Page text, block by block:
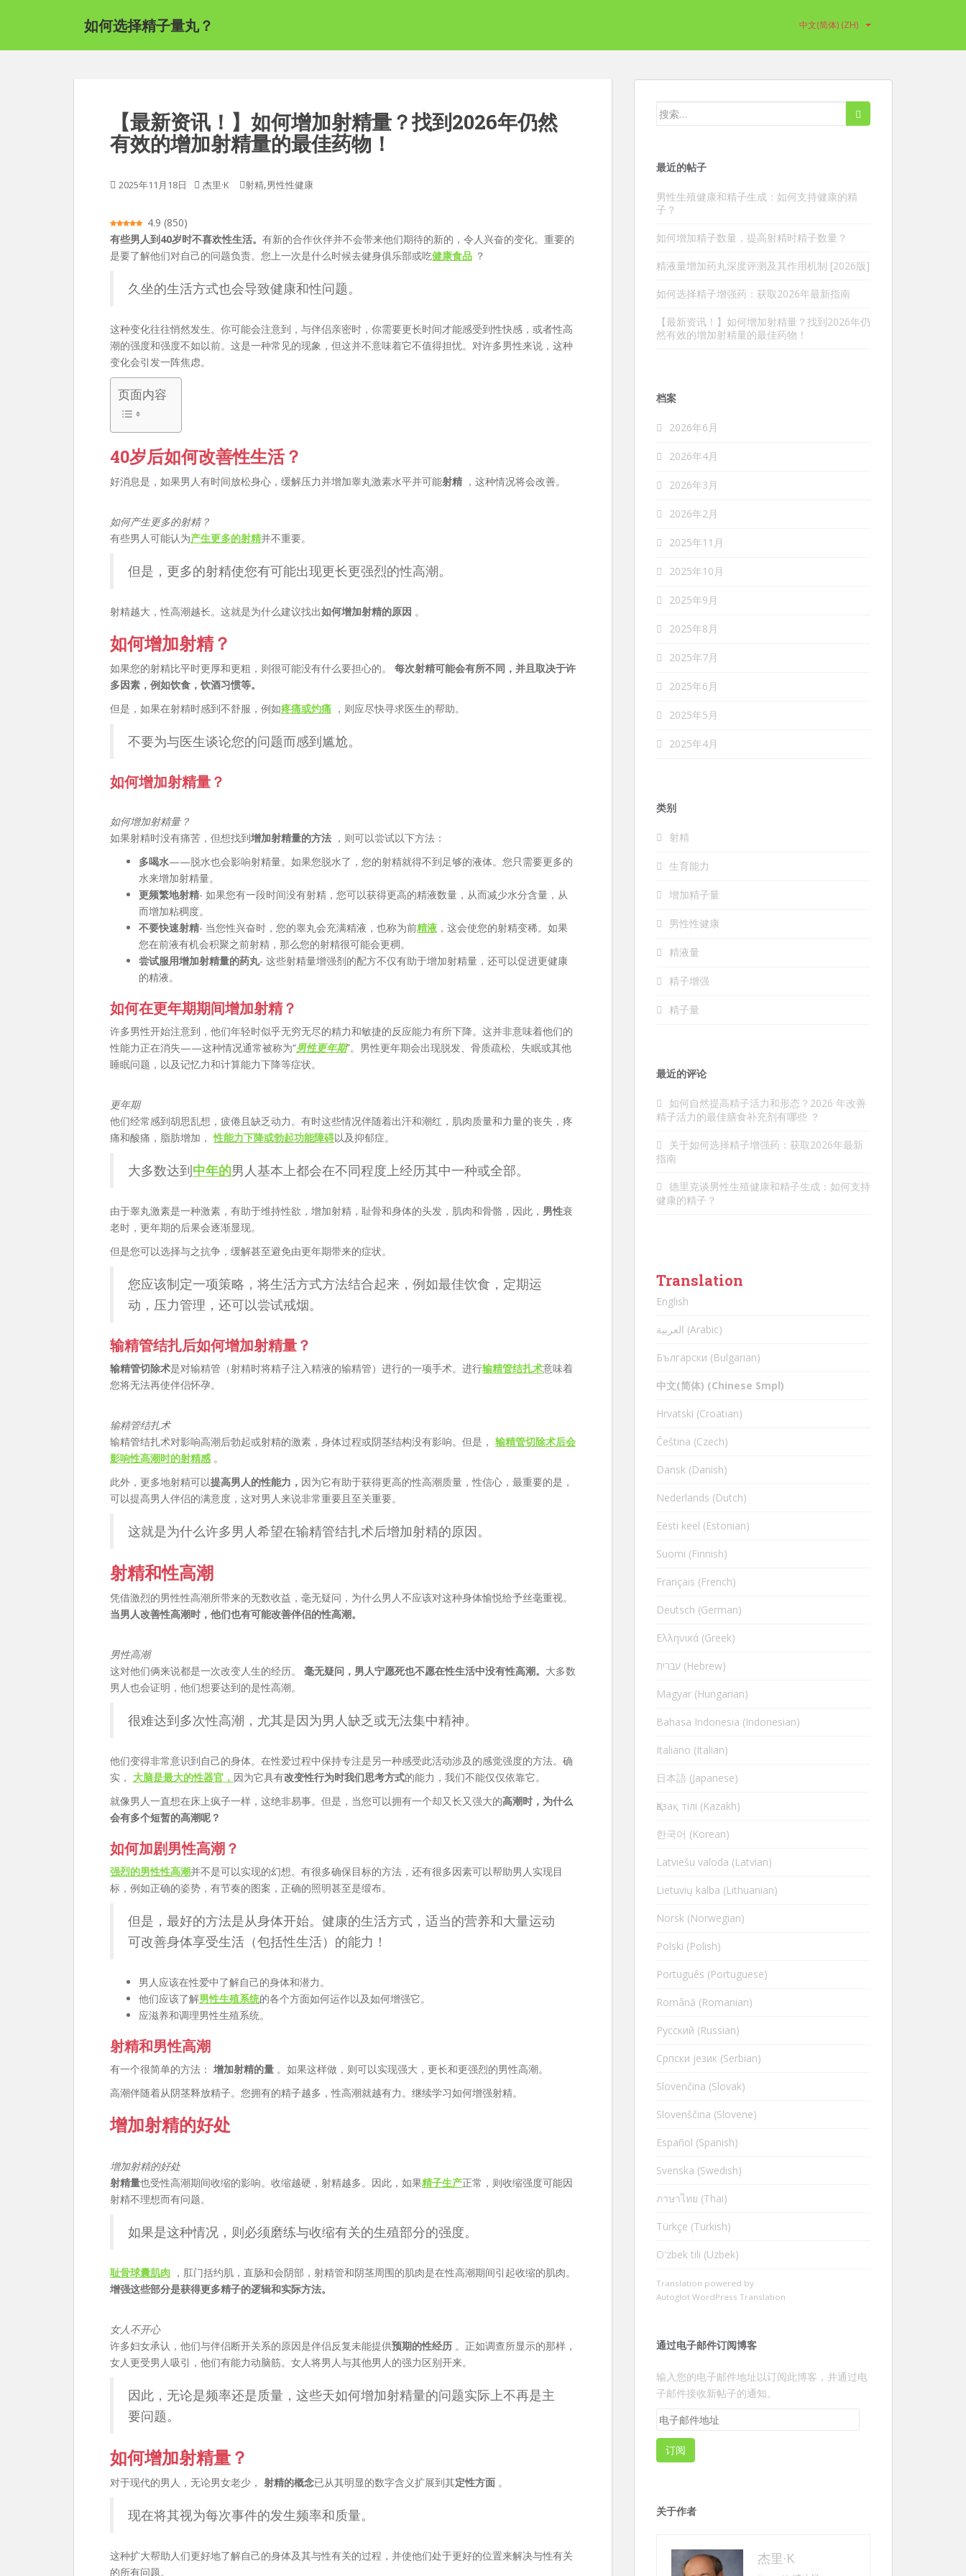
如何选择精子量丸？ 中文(简体) (ZH)
【最新资讯！】如何增加射精量？找到2026年仍然
有效的增加射精量的最佳药物！
2025年11月18日 杰里·K 射精,男性性健康
4.9 (850)
有些男人到40岁时不喜欢性生活。 有新的合作伙伴并不会带来他们期待的新的，令人兴奋的变化。重要的
是要了解他们对自己的问题负责。您上一次是什么时候去健身俱乐部或吃健康食品 ？
久坐的生活方式也会导致健康和性问题。
这种变化往往悄然发生。你可能会注意到，与伴侣亲密时，你需要更长时间才能感受到性快感，或者性高
潮的强度和强度不如以前。这是一种常见的现象，但这并不意味着它不值得担忧。对许多男性来说，这种
变化会引发一阵焦虑。
页面内容
40岁后如何改善性生活？
好消息是，如果男人有时间放松身心，缓解压力并增加睾丸激素水平并可能射精 ，这种情况将会改善。
如何产生更多的射精？
有些男人可能认为产生更多的射精并不重要。
但是，更多的射精使您有可能出现更长更强烈的性高潮。
射精越大，性高潮越长。这就是为什么建议找出如何增加射精的原因 。
如何增加射精？
如果您的射精比平时更厚和更粗，则很可能没有什么要担心的。 每次射精可能会有所不同，并且取决于许
多因素，例如饮食，饮酒习惯等。
但是，如果在射精时感到不舒服，例如疼痛或灼痛 ，则应尽快寻求医生的帮助。
不要为与医生谈论您的问题而感到尴尬。
如何增加射精量？
如何增加射精量？
如果射精时没有痛苦，但想找到增加射精量的方法 ，则可以尝试以下方法：
多喝水——脱水也会影响射精量。如果您脱水了，您的射精就得不到足够的液体。您只需要更多的
水来增加射精量。
更频繁地射精- 如果您有一段时间没有射精，您可以获得更高的精液数量，从而减少水分含量，从
而增加粘稠度。
不要快速射精- 当您性兴奋时，您的睾丸会充满精液，也称为前精液 ，这会使您的射精变稀。如果
您在前液有机会积聚之前射精，那么您的射精很可能会更稠。
尝试服用增加射精量的药丸- 这些射精量增强剂的配方不仅有助于增加射精量，还可以促进更健康
的精液。
如何在更年期期间增加射精？
许多男性开始注意到，他们年轻时似乎无穷无尽的精力和敏捷的反应能力有所下降。这并非意味着他们的
性能力正在消失——这种情况通常被称为“男性更年期”。男性更年期会出现脱发、骨质疏松、失眠或其他
睡眠问题，以及记忆力和计算能力下降等症状。
更年期
他们经常感到胡思乱想，疲倦且缺乏动力。有时这些情况伴随着出汗和潮红，肌肉质量和力量的丧失，疼
痛和酸痛，脂肪增加，性能力下降或勃起功能障碍以及抑郁症。
大多数达到中年的男人基本上都会在不同程度上经历其中一种或全部。
由于睾丸激素是一种激素，有助于维持性欲，增加射精，耻骨和身体的头发，肌肉和骨骼，因此， 男性衰
老时，更年期的后果会逐渐显现。
但是您可以选择与之抗争，缓解甚至避免由更年期带来的症状。
您应该制定一项策略，将生活方式方法结合起来，例如最佳饮食，定期运
动，压力管理，还可以尝试戒烟。
输精管结扎后如何增加射精量？
输精管切除术是对输精管（射精时将精子注入精液的输精管）进行的一项手术。进行输精管结扎术意味着
您将无法再使伴侣怀孕。
输精管结扎术
输精管结扎术对影响高潮后勃起或射精的激素，身体过程或阴茎结构没有影响。但是， 输精管切除术后会
影响性高潮时的射精感 。
此外，更多地射精可以提高男人的性能力， 因为它有助于获得更高的性高潮质量，性信心，最重要的是，
可以提高男人伴侣的满意度，这对男人来说非常重要且至关重要。
这就是为什么许多男人希望在输精管结扎术后增加射精的原因。
射精和性高潮
凭借激烈的男性性高潮所带来的无数收益，毫无疑问，为什么男人不应该对这种身体愉悦给予丝毫重视。
当男人改善性高潮时，他们也有可能改善伴侣的性高潮。
男性高潮
这对他们俩来说都是一次改变人生的经历。 毫无疑问，男人宁愿死也不愿在性生活中没有性高潮。 大多数
男人也会证明，他们想要达到的是性高潮。
很难达到多次性高潮，尤其是因为男人缺乏或无法集中精神。
他们变得非常意识到自己的身体。在性爱过程中保持专注是另一种感受此活动涉及的感觉强度的方法。确
实， 大脑是最大的性器官， 因为它具有改变性行为时我们思考方式的能力，我们不能仅仅依靠它。
就像男人一直想在床上疯子一样，这绝非易事。但是，当您可以拥有一个却又长又强大的高潮时，为什么
会有多个短暂的高潮呢？
如何加剧男性高潮？
强烈的男性性高潮并不是可以实现的幻想。有很多确保目标的方法，还有很多因素可以帮助男人实现目
标，例如正确的姿势，有节奏的图案，正确的照明甚至是缎布。
但是，最好的方法是从身体开始。健康的生活方式，适当的营养和大量运动
可改善身体享受生活（包括性生活）的能力！
男人应该在性爱中了解自己的身体和潜力。
他们应该了解男性生殖系统的各个方面如何运作以及如何增强它。
应滋养和调理男性生殖系统。
射精和男性高潮
有一个很简单的方法： 增加射精的量 。如果这样做，则可以实现强大，更长和更强烈的男性高潮。
高潮伴随着从阴茎释放精子。您拥有的精子越多，性高潮就越有力。继续学习如何增强射精。
增加射精的好处
增加射精的好处
射精量也受性高潮期间收缩的影响。收缩越硬，射精越多。因此，如果精子生产正常，则收缩强度可能因
射精不理想而有问题。
如果是这种情况，则必须磨练与收缩有关的生殖部分的强度。
耻骨球囊肌肉 ，肛门括约肌，直肠和会阴部，射精管和阴茎周围的肌肉是在性高潮期间引起收缩的肌肉。
增强这些部分是获得更多精子的逻辑和实际方法。
女人不开心
许多妇女承认，他们与伴侣断开关系的原因是伴侣反复未能提供预期的性经历 。正如调查所显示的那样，
女人更受男人吸引，他们有能力动脑筋。女人将男人与其他男人的强力区别开来。
因此，无论是频率还是质量，这些天如何增加射精量的问题实际上不再是主
要问题。
如何增加射精量？
对于现代的男人，无论男女老少， 射精的概念已从其明显的数字含义扩展到其定性方面 。
现在将其视为每次事件的发生频率和质量。
这种扩大帮助人们更好地了解自己的身体及其与性有关的过程，并使他们处于更好的位置来解决与性有关
的所有问题。
搜
最近的帖子
男性生殖健康和精子生成：如何支持健康的精
子？
如何增加精子数量，提高射精时精子数量？
精液量增加药丸深度评测及其作用机制 [2026版]
如何选择精子增强药：获取2026年最新指南
【最新资讯！】如何增加射精量？找到2026年仍
然有效的增加射精量的最佳药物！
档案
2026年6月
2026年4月
2026年3月
2026年2月
2025年11月
2025年10月
2025年9月
2025年8月
2025年7月
2025年6月
2025年5月
2025年4月
类别
射精
生育能力
增加精子量
男性性健康
精液量
精子增强
精子量
最近的评论
如何自然提高精子活力和形态？2026 年改善
精子活力的最佳膳食补充剂有哪些 ？
关于如何选择精子增强药：获取2026年最新
指南
德里克谈男性生殖健康和精子生成：如何支持
健康的精子？
Translation
English
العربية (Arabic)
Български (Bulgarian)
中文(简体) (Chinese Smpl)
Hrvatski (Croatian)
Čeština (Czech)
Dansk (Danish)
Nederlands (Dutch)
Eesti keel (Estonian)
Suomi (Finnish)
Français (French)
Deutsch (German)
Ελληνικά (Greek)
עברית (Hebrew)
Magyar (Hungarian)
Bahasa Indonesia (Indonesian)
Italiano (Italian)
日本語 (Japanese)
Қазақ тілі (Kazakh)
한국어 (Korean)
Latviešu valoda (Latvian)
Lietuvių kalba (Lithuanian)
Norsk (Norwegian)
Polski (Polish)
Português (Portuguese)
Română (Romanian)
Русский (Russian)
Cрпски језик (Serbian)
Slovenčina (Slovak)
Slovenščina (Slovene)
Español (Spanish)
Svenska (Swedish)
ภาษาไทย (Thai)
Türkçe (Turkish)
Oʻzbek tili (Uzbek)
Translation powered by
Autoglot WordPress Translation
通过电子邮件订阅博客
输入您的电子邮件地址以订阅此博客，并通过电
子邮件接收新帖子的通知。
电
件
订阅
关于作者
杰里·K